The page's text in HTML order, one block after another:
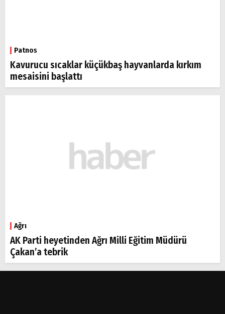
Patnos
Kavurucu sıcaklar küçükbaş hayvanlarda kırkım
mesaisini başlattı
Ağrı
AK Parti heyetinden Ağrı Milli Eğitim Müdürü
Çakan’a tebrik